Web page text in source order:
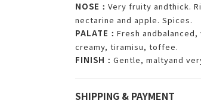
NOSE ： Very fruity andthick.
nectarine and apple. Spices.
PALATE ： Fresh
creamy, tiramisu, toffee.
FINISH ： Gentle, maltyand
SHIPPING & PAYMENT